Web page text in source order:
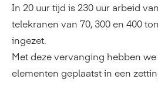
In 20 uur tijd is 230 uur arbeid
telekranen van 70, 300 en 400
ingezet.
Met deze vervanging hebben
elementen geplaatst in een